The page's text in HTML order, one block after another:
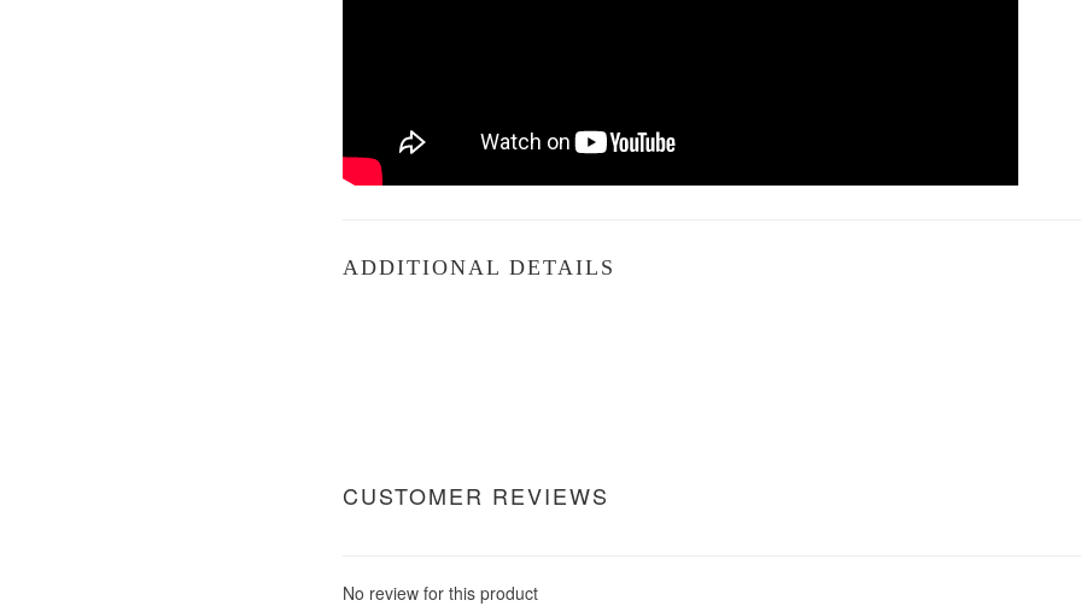
ADDITIONAL DETAILS
CUSTOMER REVIEWS
No review for this product